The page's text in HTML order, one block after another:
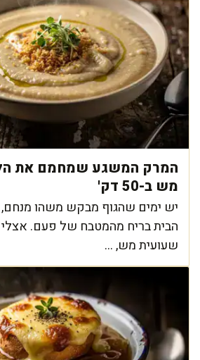
המרק המשגע שמחמם את
מש ב-50 דק'
יש ימים שהגוף מבקש משהו
הבית בריח מהמטבח של פעם.
שעועית מש, ...